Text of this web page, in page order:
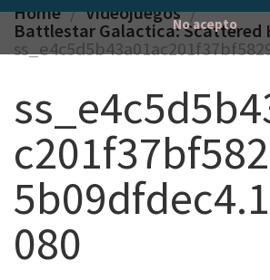
No acepto
Home Videojuegos
Battlestar Galactica: Scattered
080